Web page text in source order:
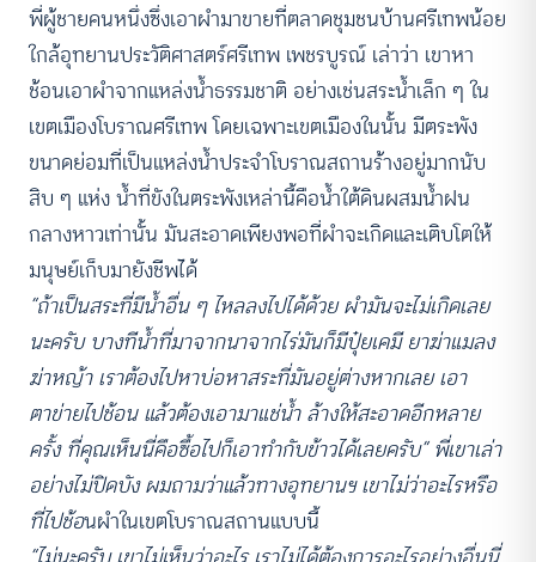
พี่ผู้ชายคนหนึ่งซึ่งเอาผำมาขายที่ตลาดชุมชนบ้านศรีเทพน้อย
ใกล้อุทยานประวัติศาสตร์ศรีเทพ เพชรบูรณ์ เล่าว่า เขาหา
ช้อนเอาผำจากแหล่งน้ำธรรมชาติ อย่างเช่นสระน้ำเล็ก ๆ ใน
เขตเมืองโบราณศรีเทพ โดยเฉพาะเขตเมืองในนั้น มีตระพัง
ขนาดย่อมที่เป็นแหล่งน้ำประจำโบราณสถานร้างอยู่มากนับ
สิบ ๆ แห่ง น้ำที่ขังในตระพังเหล่านี้คือน้ำใต้ดินผสมน้ำฝน
กลางหาวเท่านั้น มันสะอาดเพียงพอที่ผำจะเกิดและเติบโตให้
มนุษย์เก็บมายังชีพได้
“ถ้าเป็นสระที่มีน้ำอื่น ๆ ไหลลงไปได้ด้วย ผำมันจะไม่เกิดเลย
นะครับ บางทีน้ำที่มาจากนาจากไร่มันก็มีปุ๋ยเคมี ยาฆ่าแมลง
ฆ่าหญ้า เราต้องไปหาบ่อหาสระที่มันอยู่ต่างหากเลย เอา
ตาข่ายไปช้อน แล้วต้องเอามาแช่น้ำ ล้างให้สะอาดอีกหลาย
ครั้ง ที่คุณเห็นนี่คือซื้อไปก็เอาทำกับข้าวได้เลยครับ” พี่เขาเล่า
อย่างไม่ปิดบัง ผมถามว่าแล้วทางอุทยานฯ เขาไม่ว่าอะไรหรือ
ที่ไปช้อนผำในเขตโบราณสถานแบบนี้